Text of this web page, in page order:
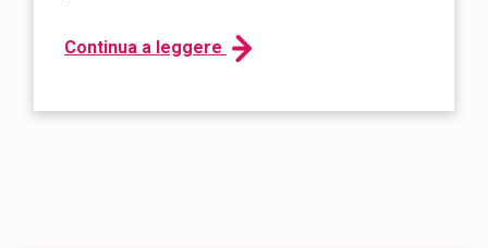
Continua a leggere